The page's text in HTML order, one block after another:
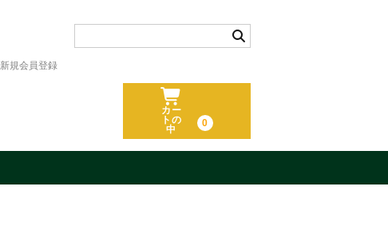
新規会員登録
カー
トの
中
0